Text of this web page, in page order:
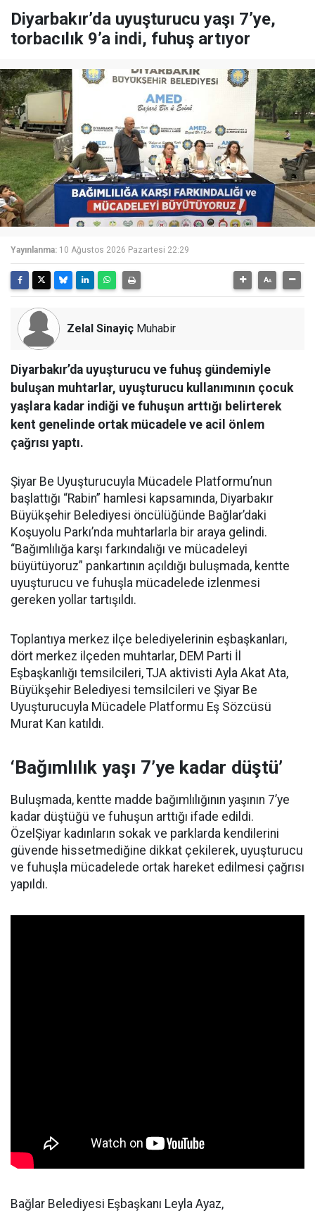
Diyarbakır’da uyuşturucu yaşı 7’ye,
torbacılık 9’a indi, fuhuş artıyor
Yayınlanma: 10 Ağustos 2026 Pazartesi 22:29
Zelal Sinayiç Muhabir
Diyarbakır’da uyuşturucu ve fuhuş gündemiyle
buluşan muhtarlar, uyuşturucu kullanımının çocuk
yaşlara kadar indiği ve fuhuşun arttığı belirterek
kent genelinde ortak mücadele ve acil önlem
çağrısı yaptı.
Şiyar Be Uyuşturucuyla Mücadele Platformu’nun
başlattığı “Rabin” hamlesi kapsamında, Diyarbakır
Büyükşehir Belediyesi öncülüğünde Bağlar’daki
Koşuyolu Parkı’nda muhtarlarla bir araya gelindi.
“Bağımlılığa karşı farkındalığı ve mücadeleyi
büyütüyoruz” pankartının açıldığı buluşmada, kentte
uyuşturucu ve fuhuşla mücadelede izlenmesi
gereken yollar tartışıldı.
Toplantıya merkez ilçe belediyelerinin eşbaşkanları,
dört merkez ilçeden muhtarlar, DEM Parti İl
Eşbaşkanlığı temsilcileri, TJA aktivisti Ayla Akat Ata,
Büyükşehir Belediyesi temsilcileri ve Şiyar Be
Uyuşturucuyla Mücadele Platformu Eş Sözcüsü
Murat Kan katıldı.
‘Bağımlılık yaşı 7’ye kadar düştü’
Buluşmada, kentte madde bağımlılığının yaşının 7’ye
kadar düştüğü ve fuhuşun arttığı ifade edildi.
ÖzelŞiyar kadınların sokak ve parklarda kendilerini
güvende hissetmediğine dikkat çekilerek, uyuşturucu
ve fuhuşla mücadelede ortak hareket edilmesi çağrısı
yapıldı.
Bağlar Belediyesi Eşbaşkanı Leyla Ayaz,